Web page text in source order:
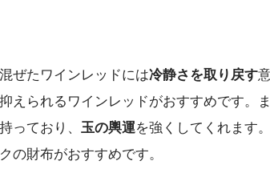
ぜたワインレッドには冷静さを取り戻す
えられるワインレッドがおすすめです。
っており、 玉の輿運を強くしてくれます
の財布がおすすめです。